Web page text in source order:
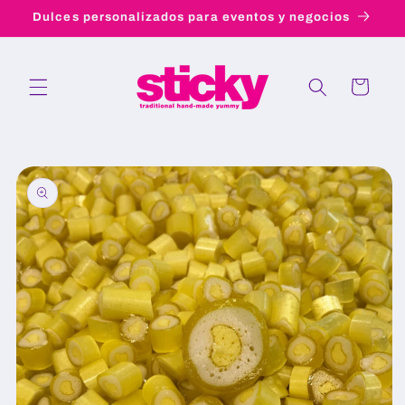
directamente
al contenido
Dulces personalizados para eventos y negocios
Carrito
directamente
a la
información
del producto